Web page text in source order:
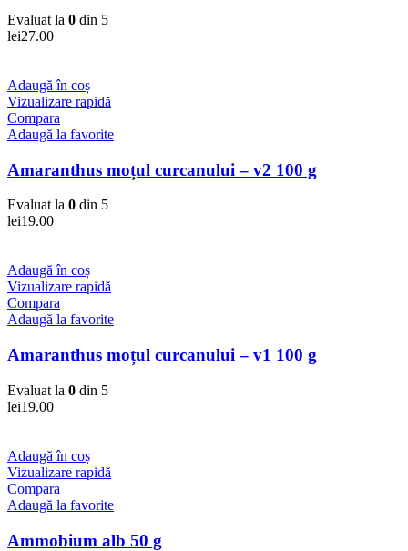
Evaluat la 0 din 5
lei27.00
Adaugă în coș
Vizualizare rapidă
Compara
Adaugă la favorite
Amaranthus moțul curcanului – v2 100 g
Evaluat la 0 din 5
lei19.00
Adaugă în coș
Vizualizare rapidă
Compara
Adaugă la favorite
Amaranthus moțul curcanului – v1 100 g
Evaluat la 0 din 5
lei19.00
Adaugă în coș
Vizualizare rapidă
Compara
Adaugă la favorite
Ammobium alb 50 g